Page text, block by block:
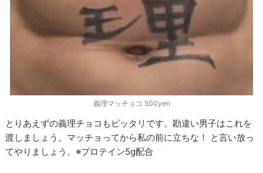
義理マッチョコ 500yen
とりあえずの義理チョコもピッタリです。勘違い男子はこれを
渡しましょう。マッチョってから私の前に立ちな！ と言い放っ
てやりましょう。※プロテイン5g配合